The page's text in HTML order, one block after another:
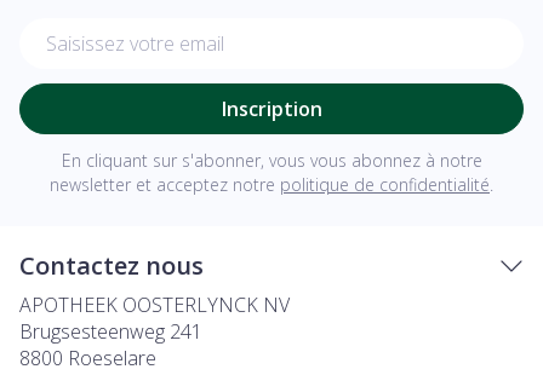
Inscription
En cliquant sur s'abonner, vous vous abonnez à notre
newsletter et acceptez notre politique de confidentialité.
Contactez nous
APOTHEEK OOSTERLYNCK NV
Brugsesteenweg 241
8800 Roeselare